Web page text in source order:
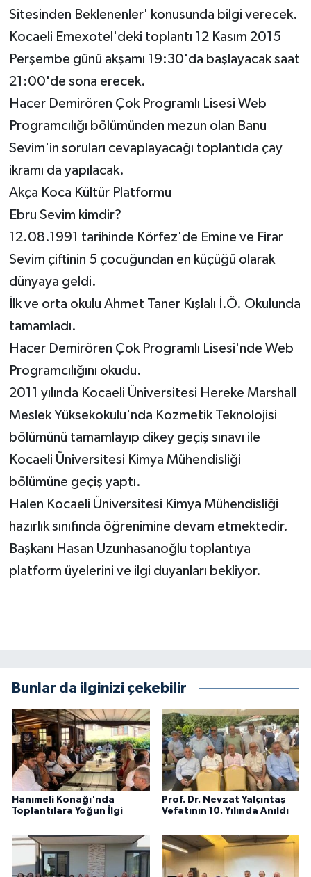
Sitesinden Beklenenler' konusunda bilgi verecek.
Kocaeli Emexotel'deki toplantı 12 Kasım 2015
Perşembe günü akşamı 19:30'da başlayacak saat
21:00'de sona erecek.
Hacer Demirören Çok Programlı Lisesi Web
Programcılığı bölümünden mezun olan Banu
Sevim'in soruları cevaplayacağı toplantıda çay
ikramı da yapılacak.
Akça Koca Kültür Platformu
Ebru Sevim kimdir?
12.08.1991 tarihinde Körfez'de Emine ve Firar
Sevim çiftinin 5 çocuğundan en küçüğü olarak
dünyaya geldi.
İlk ve orta okulu Ahmet Taner Kışlalı İ.Ö. Okulunda
tamamladı.
Hacer Demirören Çok Programlı Lisesi'nde Web
Programcılığını okudu.
2011 yılında Kocaeli Üniversitesi Hereke Marshall
Meslek Yüksekokulu'nda Kozmetik Teknolojisi
bölümünü tamamlayıp dikey geçiş sınavı ile
Kocaeli Üniversitesi Kimya Mühendisliği
bölümüne geçiş yaptı.
Halen Kocaeli Üniversitesi Kimya Mühendisliği
hazırlık sınıfında öğrenimine devam etmektedir.
Başkanı Hasan Uzunhasanoğlu toplantıya
platform üyelerini ve ilgi duyanları bekliyor.
Bunlar da ilginizi çekebilir
Hanımeli Konağı'nda
Toplantılara Yoğun İlgi
Prof. Dr. Nevzat Yalçıntaş
Vefatının 10. Yılında Anıldı